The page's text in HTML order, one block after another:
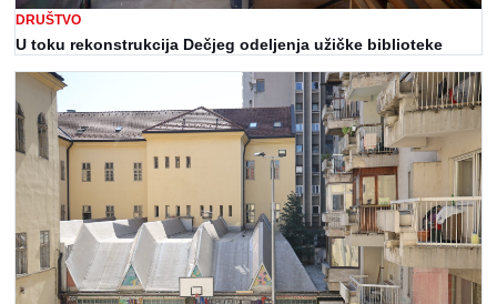
DRUŠTVO
U toku rekonstrukcija Dečjeg odeljenja užičke biblioteke